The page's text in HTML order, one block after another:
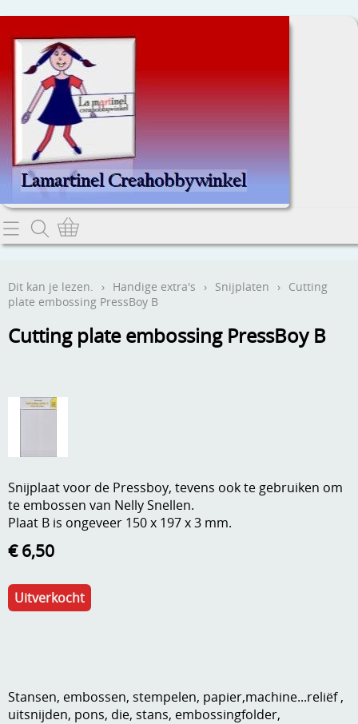
Home
Contact
Webwinkel
Aanbiedingen
Boeken en magazines
Dies om te stansen
DVD-CD
Handige extra's
Kleurmateriaal-tekenmateriaal
Info
Anders creatief
Gastenboek
Dit kan je lezen. › Handige extra's › Snijplaten › Cutting
plate embossing PressBoy B
Cutting plate embossing PressBoy B
Snijplaat voor de Pressboy, tevens ook te gebruiken om
te embossen van Nelly Snellen.
Plaat B is ongeveer 150 x 197 x 3 mm.
€ 6,50
Uitverkocht
Stansen, embossen, stempelen, papier,machine...reliëf ,
uitsnijden, pons, die, stans, embossingfolder,